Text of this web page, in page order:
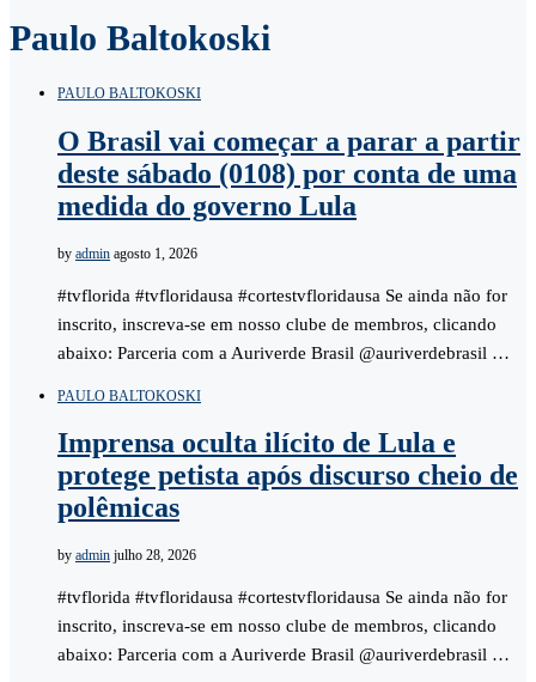
Paulo Baltokoski
PAULO BALTOKOSKI
O Brasil vai começar a parar a partir
deste sábado (0108) por conta de uma
medida do governo Lula
by admin agosto 1, 2026
#tvflorida #tvfloridausa #cortestvfloridausa Se ainda não for
inscrito, inscreva-se em nosso clube de membros, clicando
abaixo: Parceria com a Auriverde Brasil @auriverdebrasil …
PAULO BALTOKOSKI
Imprensa oculta ilícito de Lula e
protege petista após discurso cheio de
polêmicas
by admin julho 28, 2026
#tvflorida #tvfloridausa #cortestvfloridausa Se ainda não for
inscrito, inscreva-se em nosso clube de membros, clicando
abaixo: Parceria com a Auriverde Brasil @auriverdebrasil …